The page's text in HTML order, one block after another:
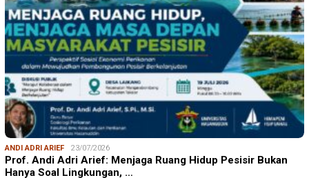
ANDI ADRI ARIEF 23/07/2026
Prof. Andi Adri Arief: Menjaga Ruang Hidup Pesisir Bukan
Hanya Soal Lingkungan, …